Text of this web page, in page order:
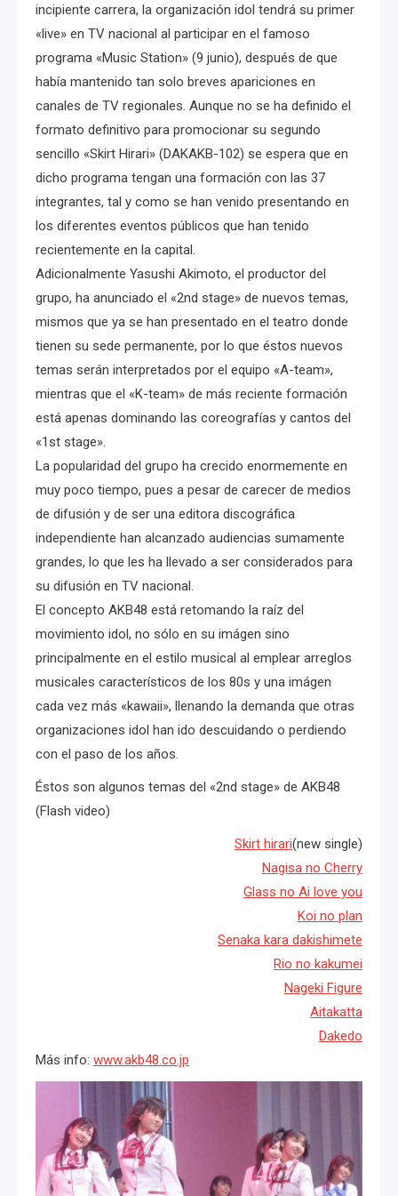
incipiente carrera, la organización idol tendrá su primer
«live» en TV nacional al participar en el famoso
programa «Music Station» (9 junio), después de que
había mantenido tan solo breves apariciones en
canales de TV regionales. Aunque no se ha definido el
formato definitivo para promocionar su segundo
sencillo «Skirt Hirari» (DAKAKB-102) se espera que en
dicho programa tengan una formación con las 37
integrantes, tal y como se han venido presentando en
los diferentes eventos públicos que han tenido
recientemente en la capital.
Adicionalmente Yasushi Akimoto, el productor del
grupo, ha anunciado el «2nd stage» de nuevos temas,
mismos que ya se han presentado en el teatro donde
tienen su sede permanente, por lo que éstos nuevos
temas serán interpretados por el equipo «A-team»,
mientras que el «K-team» de más reciente formación
está apenas dominando las coreografías y cantos del
«1st stage».
La popularidad del grupo ha crecido enormemente en
muy poco tiempo, pues a pesar de carecer de medios
de difusión y de ser una editora discográfica
independiente han alcanzado audiencias sumamente
grandes, lo que les ha llevado a ser considerados para
su difusión en TV nacional.
El concepto AKB48 está retomando la raíz del
movimiento idol, no sólo en su imágen sino
principalmente en el estilo musical al emplear arreglos
musicales característicos de los 80s y una imágen
cada vez más «kawaii», llenando la demanda que otras
organizaciones idol han ido descuidando o perdiendo
con el paso de los años.
Éstos son algunos temas del «2nd stage» de AKB48
(Flash video)
Skirt hirari(new single)
Nagisa no Cherry
Glass no Ai love you
Koi no plan
Senaka kara dakishimete
Rio no kakumei
Nageki Figure
Aitakatta
Dakedo
Más info: www.akb48.co.jp